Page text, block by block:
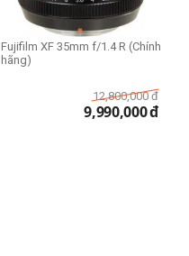
Fujifilm XF 35mm f/1.4 R (Chính
hãng)
12,800,000 đ
9,990,000đ